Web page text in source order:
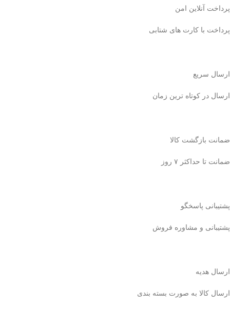
پرداخت آنلاین امن
پرداخت با کارت های شتابی
ارسال سریع
ارسال در کوتاه ترین زمان
ضمانت بازگشت کالا
ضمانت تا حداکثر ۷ روز
پشتیبانی پاسخگو
پشتیبانی و مشاوره فروش
ارسال هدیه
ارسال کالا به صورت بسته بندی